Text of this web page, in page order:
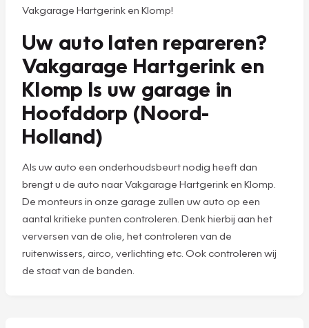
Vakgarage Hartgerink en Klomp!
Uw auto laten repareren?
Vakgarage Hartgerink en
Klomp Is uw garage in
Hoofddorp (Noord-
Holland)
Als uw auto een onderhoudsbeurt nodig heeft dan
brengt u de auto naar Vakgarage Hartgerink en Klomp.
De monteurs in onze garage zullen uw auto op een
aantal kritieke punten controleren. Denk hierbij aan het
verversen van de olie, het controleren van de
ruitenwissers, airco, verlichting etc. Ook controleren wij
de staat van de banden.